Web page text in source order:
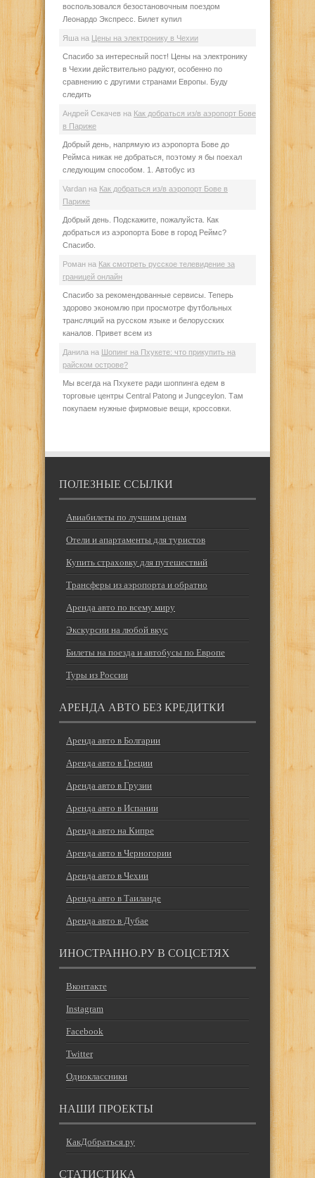
воспользовался безостановочным поездом
Леонардо Экспресс. Билет купил
Яша на Цены на электронику в Чехии
Спасибо за интересный пост! Цены на электронику
в Чехии действительно радуют, особенно по
сравнению с другими странами Европы. Буду
следить
Андрей Секачев на Как добраться из/в аэропорт Бове
в Париже
Добрый день, напрямую из аэропорта Бове до
Реймса никак не добраться, поэтому я бы поехал
следующим способом. 1. Автобус из
Vardan на Как добраться из/в аэропорт Бове в
Париже
Добрый день. Подскажите, пожалуйста. Как
добраться из аэропорта Бове в город Реймс?
Спасибо.
Роман на Как смотреть русское телевидение за
границей онлайн
Спасибо за рекомендованные сервисы. Теперь
здорово экономлю при просмотре футбольных
трансляций на русском языке и белорусских
каналов. Привет всем из
Данила на Шопинг на Пхукете: что прикупить на
райском острове?
Мы всегда на Пхукете ради шоппинга едем в
торговые центры Central Patong и Jungceylon. Там
покупаем нужные фирмовые вещи, кроссовки.
ПОЛЕЗНЫЕ ССЫЛКИ
Авиабилеты по лучшим ценам
Отели и апартаменты для туристов
Купить страховку для путешествий
Трансферы из аэропорта и обратно
Аренда авто по всему миру
Экскурсии на любой вкус
Билеты на поезда и автобусы по Европе
Туры из России
АРЕНДА АВТО БЕЗ КРЕДИТКИ
Аренда авто в Болгарии
Аренда авто в Греции
Аренда авто в Грузии
Аренда авто в Испании
Аренда авто на Кипре
Аренда авто в Черногории
Аренда авто в Чехии
Аренда авто в Таиланде
Аренда авто в Дубае
ИНОСТРАННО.РУ В СОЦСЕТЯХ
Вконтакте
Instagram
Facebook
Twitter
Одноклассники
НАШИ ПРОЕКТЫ
КакДобраться.ру
СТАТИСТИКА